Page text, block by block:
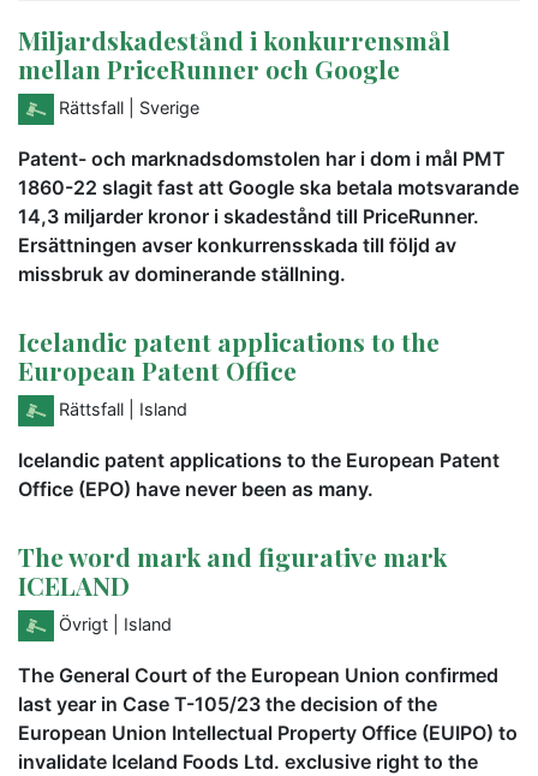
Miljardskadestånd i konkurrensmål
mellan PriceRunner och Google
Rättsfall | Sverige
Patent- och marknadsdomstolen har i dom i mål PMT
1860-22 slagit fast att Google ska betala motsvarande
14,3 miljarder kronor i skadestånd till PriceRunner.
Ersättningen avser konkurrensskada till följd av
missbruk av dominerande ställning.
Icelandic patent applications to the
European Patent Office
Rättsfall | Island
Icelandic patent applications to the European Patent
Office (EPO) have never been as many.
The word mark and figurative mark
ICELAND
Övrigt | Island
The General Court of the European Union confirmed
last year in Case T-105/23 the decision of the
European Union Intellectual Property Office (EUIPO) to
invalidate Iceland Foods Ltd. exclusive right to the